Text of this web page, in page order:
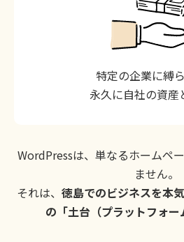
特定の企業に縛ら
永久に自社の資産
WordPressは、単なるホームペ
ません。
それは、 徳島でのビジネスを本
の「土台（プラットフォー